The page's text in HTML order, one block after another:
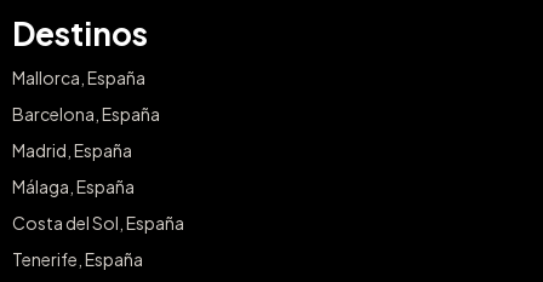
Destinos
Mallorca, España
Barcelona, España
Madrid, España
Málaga, España
Costa del Sol, España
Tenerife, España